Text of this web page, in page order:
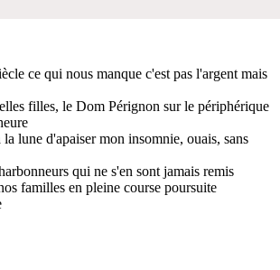
ce qui nous manque c'est pas l'argent mais
filles, le Dom Pérignon sur le périphérique
la lune d'apaiser mon insomnie, ouais, sans
qui ne s'en sont jamais remis
familles en pleine course poursuite